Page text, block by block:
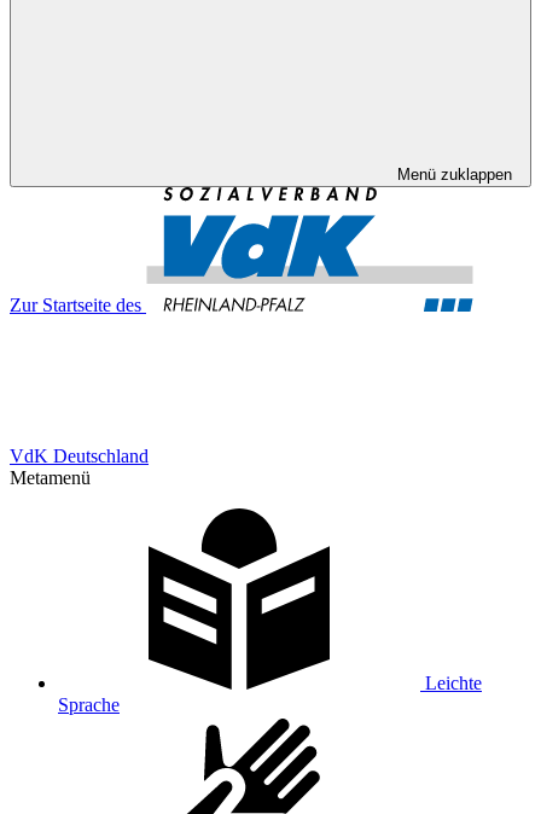
Menü zuklappen
Zur Startseite des
VdK Deutschland
Metamenü
Leichte
Sprache